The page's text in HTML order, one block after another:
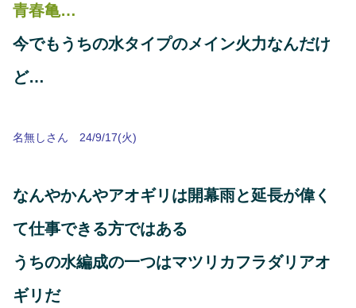
青春亀…
今でもうちの水タイプのメイン火力なんだけ
ど…
名無しさん 24/9/17(火)
なんやかんやアオギリは開幕雨と延長が偉く
て仕事できる方ではある
うちの水編成の一つはマツリカフラダリアオ
ギリだ